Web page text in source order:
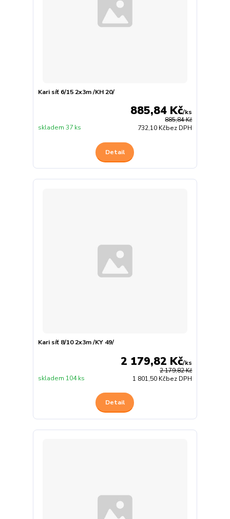
Kari síť 6/15 2x3m /KH 20/
885,84 Kč
885,84 Kč/ks
732,10 Kčbez DPH
skladem 37 ks
Detail
Kari síť 8/10 2x3m /KY 49/
2 179,82 Kč
2 179,82 Kč/ks
1 801,50 Kčbez DPH
skladem 104 ks
Detail